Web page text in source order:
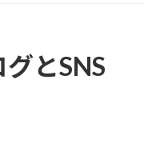
とSNS